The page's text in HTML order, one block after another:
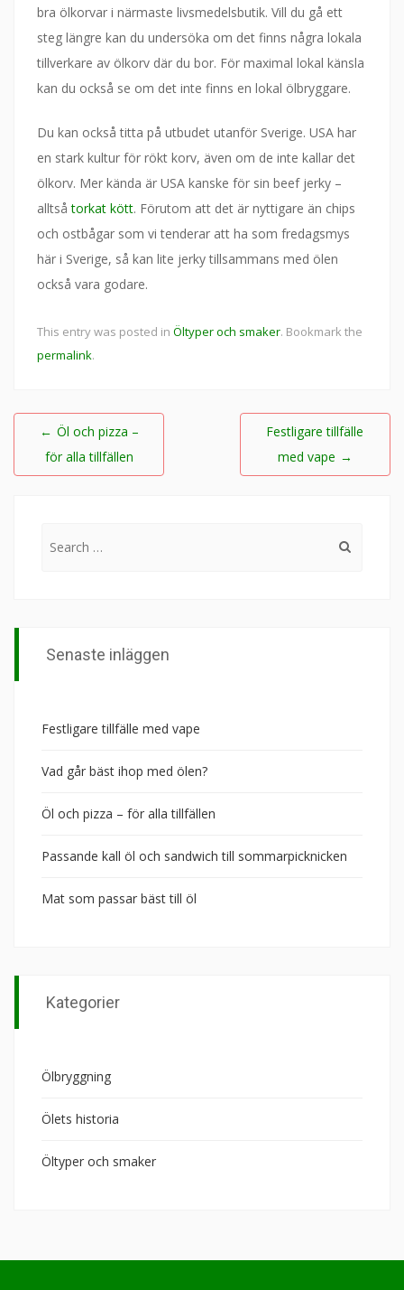
bra ölkorvar i närmaste livsmedelsbutik. Vill du gå ett
steg längre kan du undersöka om det finns några lokala
tillverkare av ölkorv där du bor. För maximal lokal känsla
kan du också se om det inte finns en lokal ölbryggare.
Du kan också titta på utbudet utanför Sverige. USA har
en stark kultur för rökt korv, även om de inte kallar det
ölkorv. Mer kända är USA kanske för sin beef jerky –
alltsåtorkat kött. Förutom att det är nyttigare än chips
och ostbågar som vi tenderar att ha som fredagsmys
här i Sverige, så kan lite jerky tillsammans med ölen
också vara godare.
This entry was posted in Öltyper och smaker. Bookmark the
permalink.
Inläggsnavigering
← Öl och pizza –
för alla tillfällen
Festligare tillfälle
med vape →
Senaste inläggen
Festligare tillfälle med vape
Vad går bäst ihop med ölen?
Öl och pizza – för alla tillfällen
Passande kall öl och sandwich till sommarpicknicken
Mat som passar bäst till öl
Kategorier
Ölbryggning
Ölets historia
Öltyper och smaker